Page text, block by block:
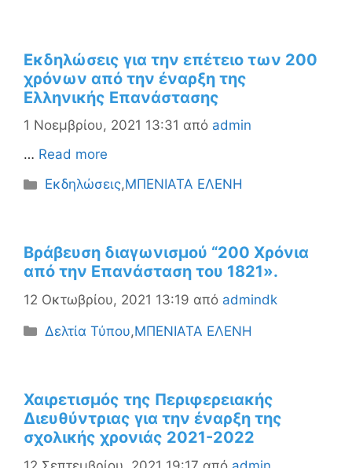
Εκδηλώσεις για την επέτειο των 200
χρόνων από την έναρξη της
Ελληνικής Επανάστασης
1 Νοεμβρίου, 2021 13:31 από admin
… Read more
Κατηγορίες
Εκδηλώσεις,ΜΠΕΝΙΑΤΑ ΕΛΕΝΗ
Βράβευση διαγωνισμού “200 Χρόνια
από την Επανάσταση του 1821».
12 Οκτωβρίου, 2021 13:19 από admindk
Κατηγορίες
Δελτία Τύπου,ΜΠΕΝΙΑΤΑ ΕΛΕΝΗ
Χαιρετισμός της Περιφερειακής
Διευθύντριας για την έναρξη της
σχολικής χρονιάς 2021-2022